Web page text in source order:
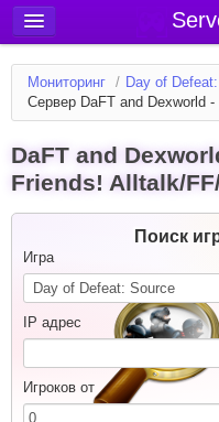
Добавить сервер
Мониторинг серверов
Вход в аккаунт
Мониторинг / Day of
Сервер DaFT and Dexworld -
DaFT and
Friends! Alltalk/
Поиск
Игра
IP адрес
Игроков от